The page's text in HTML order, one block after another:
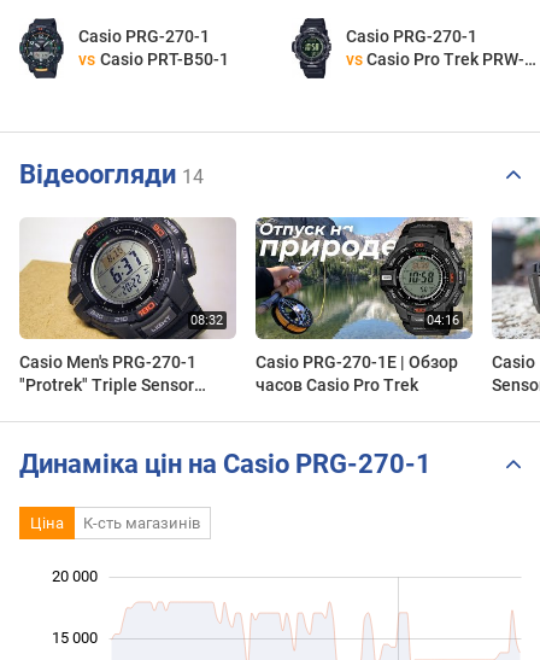
Casio PRG-270-1
vs Casio PRT-B50-1
Casio PRG-270-1
vs Casio Pro Trek PRW-35Y-1B
Відеоогляди 14
Casio Men's PRG-270-1
"Protrek" Triple Sensor
Casio PRG-270-1E | Обзор
часов Casio Pro Trek
Casio
Динаміка цін на Casio PRG-270-1
Ціна К-сть магазинів
15 000
20 000